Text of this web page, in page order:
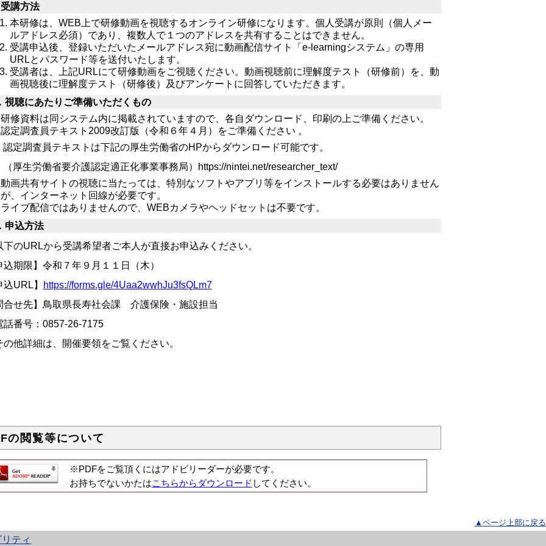
講方法
本研修は、WEB上で研修動画を視聴するオンライン研修になります。個人受講が原則（個人メー
ルアドレス必須）であり、複数人で１つのアドレスを共有することはできません。
受講申込後、登録いただいたメールアドレス宛に動画配信サイト「e-learningシステム」の専用
URLとパスワード等を送付いたします。
受講者は、上記URLにて研修動画をご視聴ください。動画視聴前に理解度テスト（研修前）を、動
画視聴後に理解度テスト（研修後）及びアンケートに回答していただきます。
視聴にあたりご準備いただくもの
研修資料は同システム内に掲載されていますので、各自ダウンロード、印刷の上ご準備ください。
認定調査員テキスト2009改訂版（令和６年４月）をご準備ください 。
認定調査員テキストは下記の厚生労働省のHPからダウンロード可能です。
（厚生労働省要介護認定適正化事業事務局）https://nintei.net/researcher_text/
動画共有サイトの視聴に当たっては、特別なソフトやアプリ等をインストールする必要はありません
が、インターネット回線が必要です。
ライブ配信ではありませんので、WEBカメラやヘッドセットは不要です。
申込方法
のURLから受講希望者ご本人が直接お申込みください。
込期限】令和７年９月１１日（木）
込URL】
https://forms.gle/4Uaa2wwhJu3fsQLm7
合せ先】鳥取県長寿社会課 介護保険・施設担当
番号：0857-26-7175
他詳細は、開催要領をご覧ください。
の閲覧等について
※PDFをご覧頂くにはアドビリーダーが必要です。
お持ちでないかたはこちらからダウンロード してください。
▲ページ上部に戻る
ティ